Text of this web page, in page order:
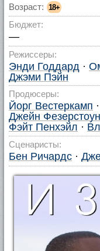
Возраст: 18+
Бюджет:
—
Режиссеры:
Энди Годдард ·
Джэми Пэйн
Продюсеры:
Йорг Вестеркамп ·
Джейн Фезерстоун
Фэйт Пенхэйл ·
Сценаристы:
Бен Ричардс ·